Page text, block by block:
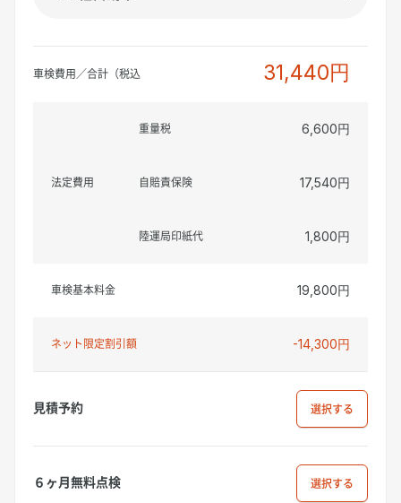
車検費用／合計（税込 31,440円
法定費用
重量税 6,600円
自賠責保険 17,540円
陸運局印紙代 1,800円
車検基本料金 19,800円
ネット限定割引額 -14,300円
見積予約 選択
６ヶ月無料点検 選択